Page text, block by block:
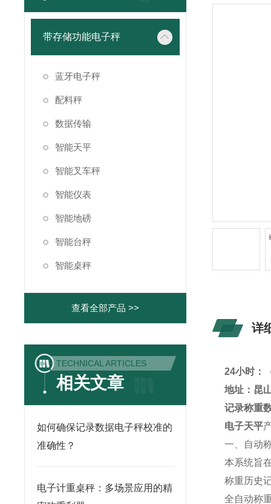
带存储功能电子秤
蓝牙电子秤
配料秤
数据传输
智能天平
智能叉车秤
智能仪表
智能地磅
智能台秤
智能桌秤
查看全部产品 >>
TECHNICAL ARTICLES
相关文章
如何确保记录数据电子秤校准的
准确性？
电子计重桌秤：多场景应用的精
详
24小时：
地址：昆
记录称重
电子天平
一、自动
本系统旨
称重历史
全自动称